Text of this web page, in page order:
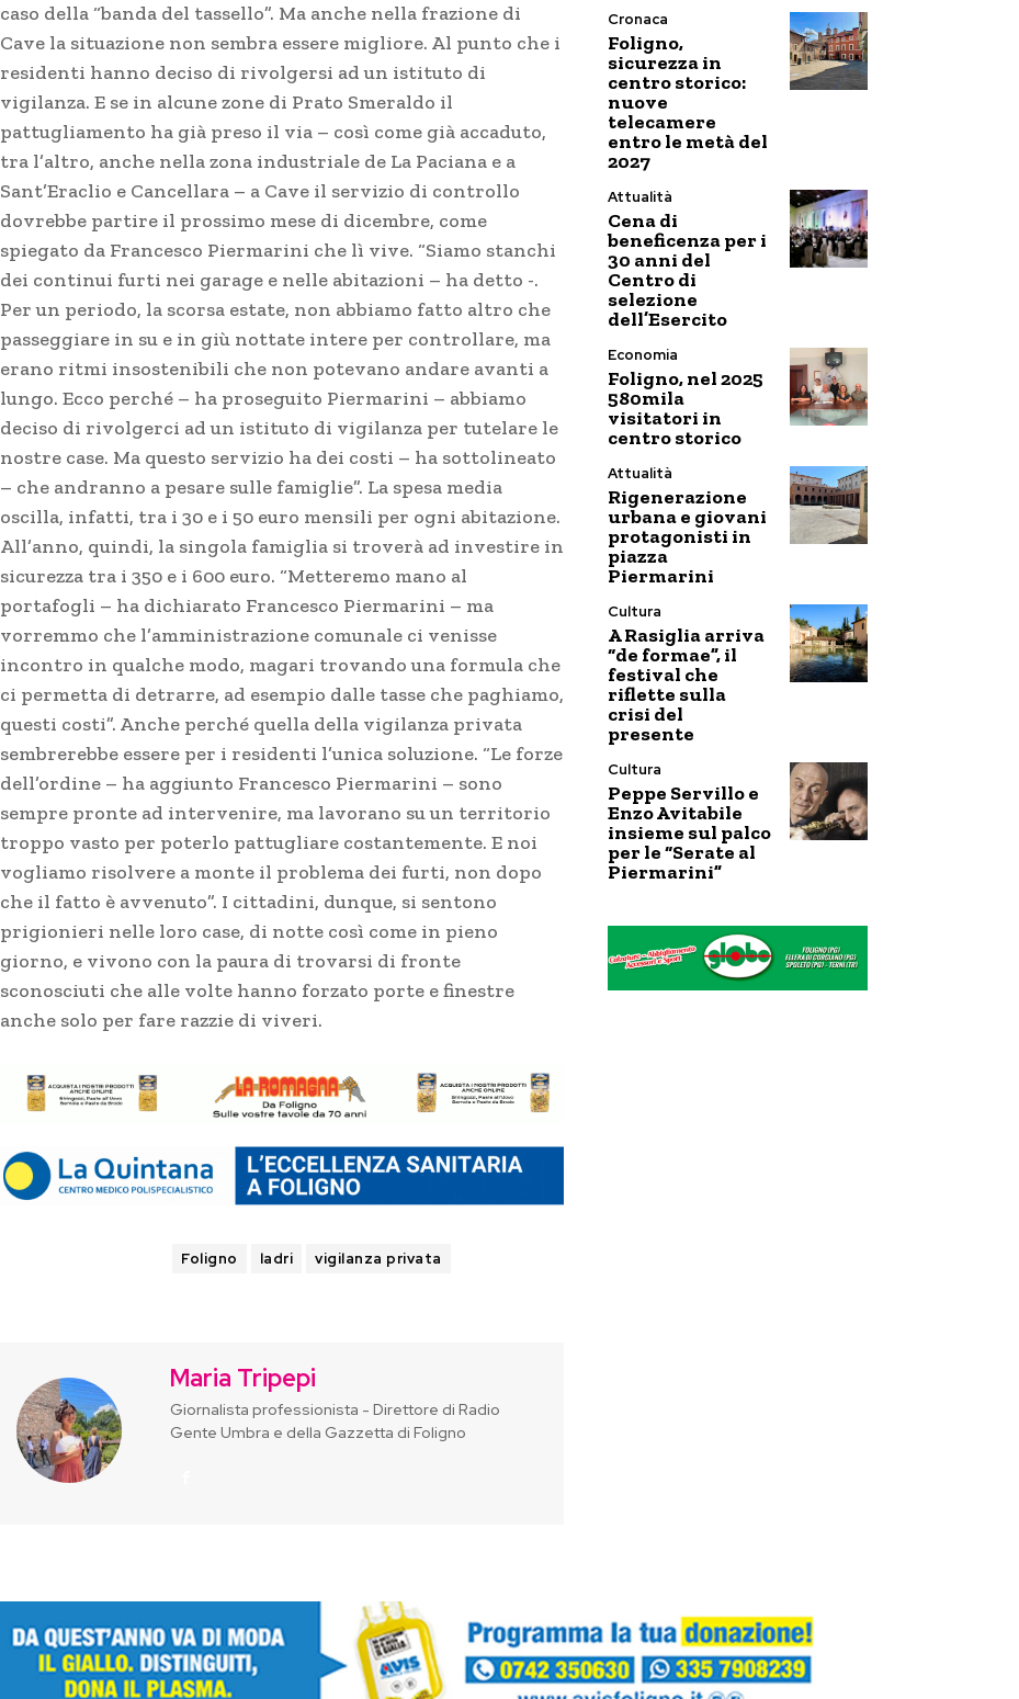
caso della “banda del tassello”. Ma anche nella frazione di
Cave la situazione non sembra essere migliore. Al punto che i
residenti hanno deciso di rivolgersi ad un istituto di
vigilanza. E se in alcune zone di Prato Smeraldo il
pattugliamento ha già preso il via – così come già accaduto,
tra l’altro, anche nella zona industriale de La Paciana e a
Sant’Eraclio e Cancellara – a Cave il servizio di controllo
dovrebbe partire il prossimo mese di dicembre, come
spiegato da Francesco Piermarini che lì vive. “Siamo stanchi
dei continui furti nei garage e nelle abitazioni – ha detto -.
Per un periodo, la scorsa estate, non abbiamo fatto altro che
passeggiare in su e in giù nottate intere per controllare, ma
erano ritmi insostenibili che non potevano andare avanti a
lungo. Ecco perché – ha proseguito Piermarini – abbiamo
deciso di rivolgerci ad un istituto di vigilanza per tutelare le
nostre case. Ma questo servizio ha dei costi – ha sottolineato
– che andranno a pesare sulle famiglie”. La spesa media
oscilla, infatti, tra i 30 e i 50 euro mensili per ogni abitazione.
All’anno, quindi, la singola famiglia si troverà ad investire in
sicurezza tra i 350 e i 600 euro. “Metteremo mano al
portafogli – ha dichiarato Francesco Piermarini – ma
vorremmo che l’amministrazione comunale ci venisse
incontro in qualche modo, magari trovando una formula che
ci permetta di detrarre, ad esempio dalle tasse che paghiamo,
questi costi”. Anche perché quella della vigilanza privata
sembrerebbe essere per i residenti l’unica soluzione. “Le forze
dell’ordine – ha aggiunto Francesco Piermarini – sono
sempre pronte ad intervenire, ma lavorano su un territorio
troppo vasto per poterlo pattugliare costantemente. E noi
vogliamo risolvere a monte il problema dei furti, non dopo
che il fatto è avvenuto”. I cittadini, dunque, si sentono
prigionieri nelle loro case, di notte così come in pieno
giorno, e vivono con la paura di trovarsi di fronte
sconosciuti che alle volte hanno forzato porte e finestre
anche solo per fare razzie di viveri.
Foligno ladri vigilanza privata
Maria Tripepi
Giornalista professionista - Direttore di Radio
Gente Umbra e della Gazzetta di Foligno
Cronaca
Foligno,
sicurezza in
centro storico:
nuove
telecamere
entro le metà del
2027
Attualità
Cena di
beneficenza per i
30 anni del
Centro di
selezione
dell’Esercito
Economia
Foligno, nel 2025
580mila
visitatori in
centro storico
Attualità
Rigenerazione
urbana e giovani
protagonisti in
piazza
Piermarini
Cultura
A Rasiglia arriva
“de formae”, il
festival che
riflette sulla
crisi del
presente
Cultura
Peppe Servillo e
Enzo Avitabile
insieme sul palco
per le “Serate al
Piermarini”